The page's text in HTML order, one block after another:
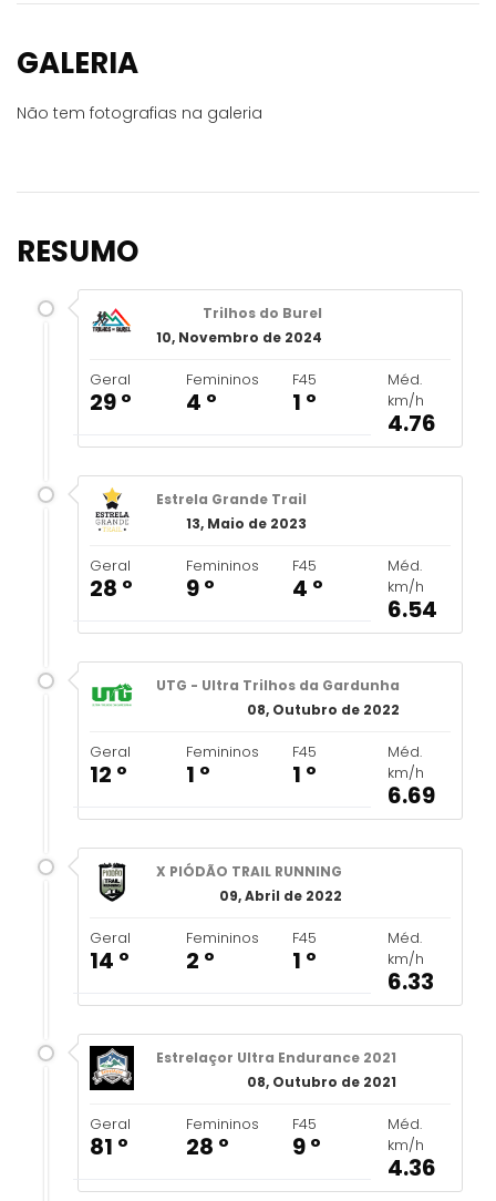
GALERIA
Não tem fotografias na galeria
RESUMO
Trilhos do Burel
10, Novembro de 2024
Geral
29 º
Femininos
4 º
F45
1 º
Méd.
km/h
4.76
Estrela Grande Trail
13, Maio de 2023
Geral
28 º
Femininos
9 º
F45
4 º
Méd.
km/h
6.54
UTG - Ultra Trilhos da Gardunha
08, Outubro de 2022
Geral
12 º
Femininos
1 º
F45
1 º
Méd.
km/h
6.69
X PIÓDÃO TRAIL RUNNING
09, Abril de 2022
Geral
14 º
Femininos
2 º
F45
1 º
Méd.
km/h
6.33
Estrelaçor Ultra Endurance 2021
08, Outubro de 2021
Geral
81 º
Femininos
28 º
F45
9 º
Méd.
km/h
4.36